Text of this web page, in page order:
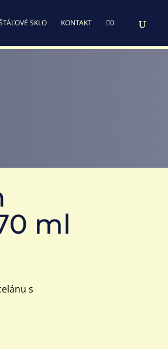
SKLO KONTAKT 0
ml
s